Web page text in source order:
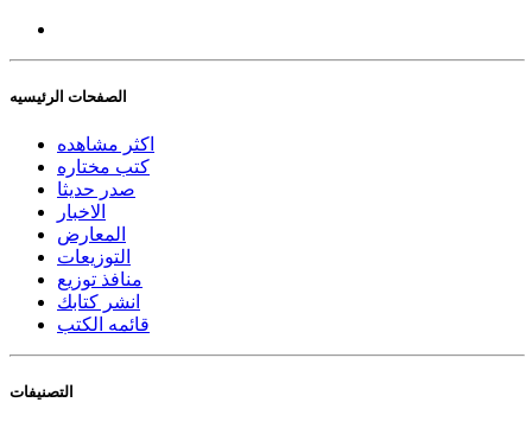
الصفحات الرئيسيه
اكثر مشاهده
كتب مختاره
صدر حديثا
الاخبار
المعارض
التوزيعات
منافذ توزيع
انشر كتابك
قائمه الكتب
التصنيفات